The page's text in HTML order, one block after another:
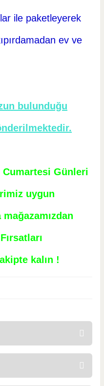
ile paketleyerek
ev ve
bulunduğu
Cumartesi Günleri
uygun
mağazamızdan
Fırsatları
kalın !